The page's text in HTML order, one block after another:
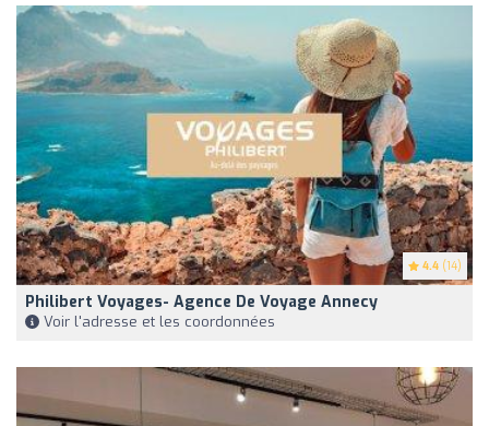
4.4 (14)
Philibert Voyages- Agence De Voyage Annecy
Voir l'adresse et les coordonnées